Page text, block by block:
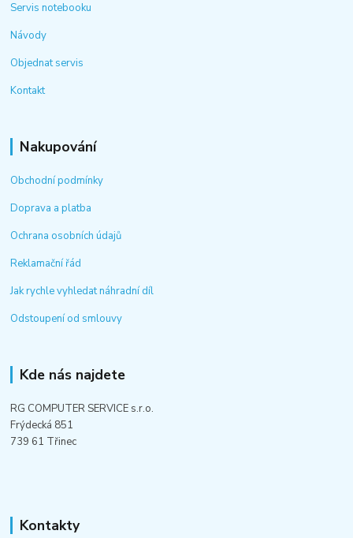
Servis notebooku
Návody
Objednat servis
Kontakt
Nakupování
Obchodní podmínky
Doprava a platba
Ochrana osobních údajů
Reklamační řád
Jak rychle vyhledat náhradní díl
Odstoupení od smlouvy
Kde nás najdete
RG COMPUTER SERVICE s.r.o.
Frýdecká 851
739 61 Třinec
Kontakty